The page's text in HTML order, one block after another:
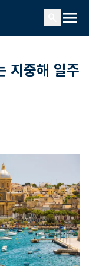
menu
지중해 일주